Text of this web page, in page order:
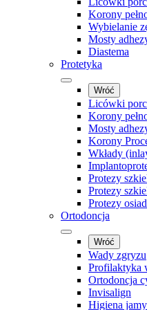
Korony
Wybielanie
Mosty
Diastema
Protetyka
Wróć
Licówki
Korony
Mosty
Korony
Wkłady
Protezy
Protezy
Protezy
Ortodoncja
Wróć
Wady zgryzu
Profilaktyka
Ortodoncja
Invisalign
Higiena